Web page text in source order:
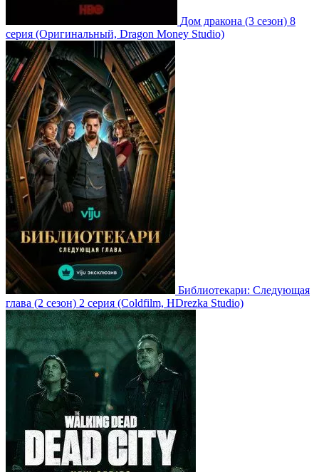
Дом дракона (3 сезон) 8
серия (Оригинальный, Dragon Money Studio)
Библиотекари: Следующая
глава (2 сезон) 2 серия (Coldfilm, HDrezka Studio)